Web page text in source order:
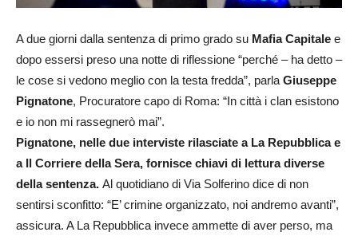
A due giorni dalla sentenza di primo grado su Mafia Capitale e
dopo essersi preso una notte di riflessione “perché – ha detto –
le cose si vedono meglio con la testa fredda”, parla Giuseppe
Pignatone, Procuratore capo di Roma: “In città i clan esistono
e io non mi rassegnerò mai”.
Pignatone, nelle due interviste rilasciate a La Repubblica e
a Il Corriere della Sera, fornisce chiavi di lettura diverse
della sentenza. Al quotidiano di Via Solferino dice di non
sentirsi sconfitto: “E’ crimine organizzato, noi andremo avanti”,
assicura. A La Repubblica invece ammette di aver perso, ma